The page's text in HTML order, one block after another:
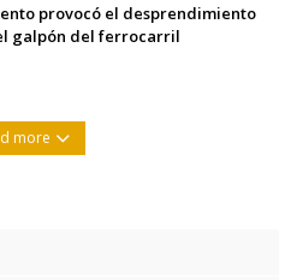
provocó el desprendimiento
galpón del ferrocarril
more